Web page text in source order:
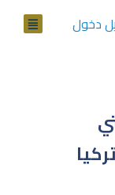
دخول